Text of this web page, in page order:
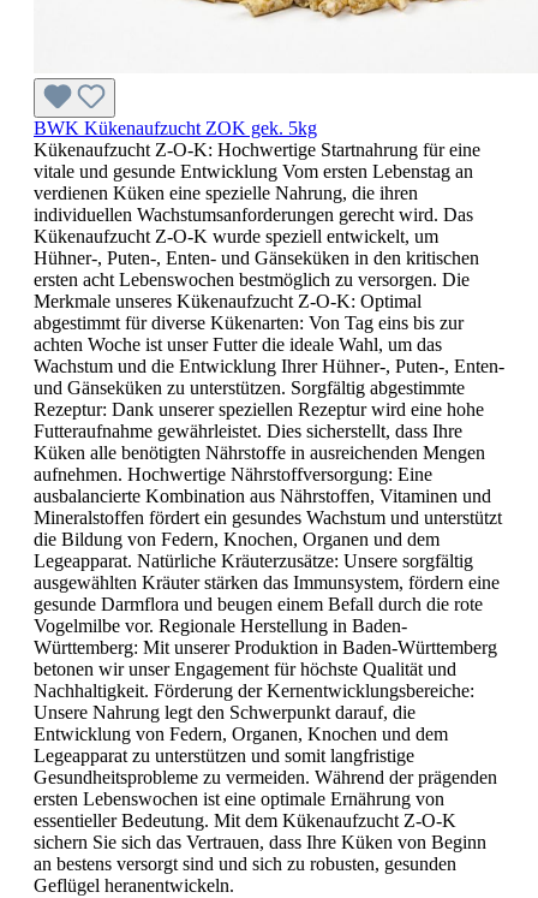
BWK Kükenaufzucht ZOK gek. 5kg
Kükenaufzucht Z-O-K: Hochwertige Startnahrung für eine
vitale und gesunde Entwicklung Vom ersten Lebenstag an
verdienen Küken eine spezielle Nahrung, die ihren
individuellen Wachstumsanforderungen gerecht wird. Das
Kükenaufzucht Z-O-K wurde speziell entwickelt, um
Hühner-, Puten-, Enten- und Gänseküken in den kritischen
ersten acht Lebenswochen bestmöglich zu versorgen. Die
Merkmale unseres Kükenaufzucht Z-O-K: Optimal
abgestimmt für diverse Kükenarten: Von Tag eins bis zur
achten Woche ist unser Futter die ideale Wahl, um das
Wachstum und die Entwicklung Ihrer Hühner-, Puten-, Enten-
und Gänseküken zu unterstützen. Sorgfältig abgestimmte
Rezeptur: Dank unserer speziellen Rezeptur wird eine hohe
Futteraufnahme gewährleistet. Dies sicherstellt, dass Ihre
Küken alle benötigten Nährstoffe in ausreichenden Mengen
aufnehmen. Hochwertige Nährstoffversorgung: Eine
ausbalancierte Kombination aus Nährstoffen, Vitaminen und
Mineralstoffen fördert ein gesundes Wachstum und unterstützt
die Bildung von Federn, Knochen, Organen und dem
Legeapparat. Natürliche Kräuterzusätze: Unsere sorgfältig
ausgewählten Kräuter stärken das Immunsystem, fördern eine
gesunde Darmflora und beugen einem Befall durch die rote
Vogelmilbe vor. Regionale Herstellung in Baden-
Württemberg: Mit unserer Produktion in Baden-Württemberg
betonen wir unser Engagement für höchste Qualität und
Nachhaltigkeit. Förderung der Kernentwicklungsbereiche:
Unsere Nahrung legt den Schwerpunkt darauf, die
Entwicklung von Federn, Organen, Knochen und dem
Legeapparat zu unterstützen und somit langfristige
Gesundheitsprobleme zu vermeiden. Während der prägenden
ersten Lebenswochen ist eine optimale Ernährung von
essentieller Bedeutung. Mit dem Kükenaufzucht Z-O-K
sichern Sie sich das Vertrauen, dass Ihre Küken von Beginn
an bestens versorgt sind und sich zu robusten, gesunden
Geflügel heranentwickeln.